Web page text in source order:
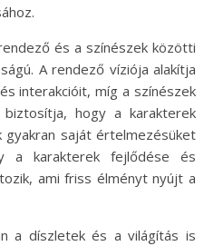
és a színészek közötti
A rendező víziója alakítja
interakcióit, míg a színészek
hogy a karakterek
gyakran saját értelmezésüket
a karakterek fejlődése és
ami friss élményt nyújt a
a díszletek és a világítás is